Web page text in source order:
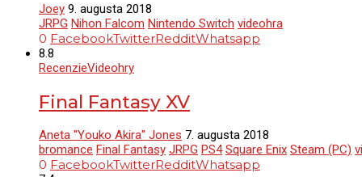
Joey 9. augusta 2018
JRPG Nihon Falcom Nintendo Switch videohra
0 FacebookTwitterRedditWhatsapp
8.8
RecenzieVideohry
Final Fantasy XV
Aneta "Youko Akira" Jones 7. augusta 2018
bromance Final Fantasy JRPG PS4 Square Enix Steam (PC)
0 FacebookTwitterRedditWhatsapp